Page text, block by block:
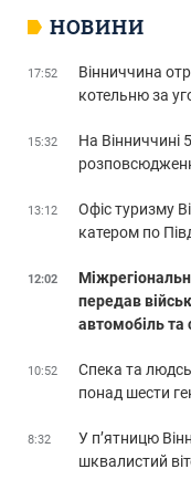
НОВИНИ
17:52
Вінниччина
котельню за
15:32
На Вінниччині
13:12
Офіс туризму
катером по
12:02
передав
автомобіль та
10:52
Спека та
понад шести
8:32
У п’ятницю
шквалистий